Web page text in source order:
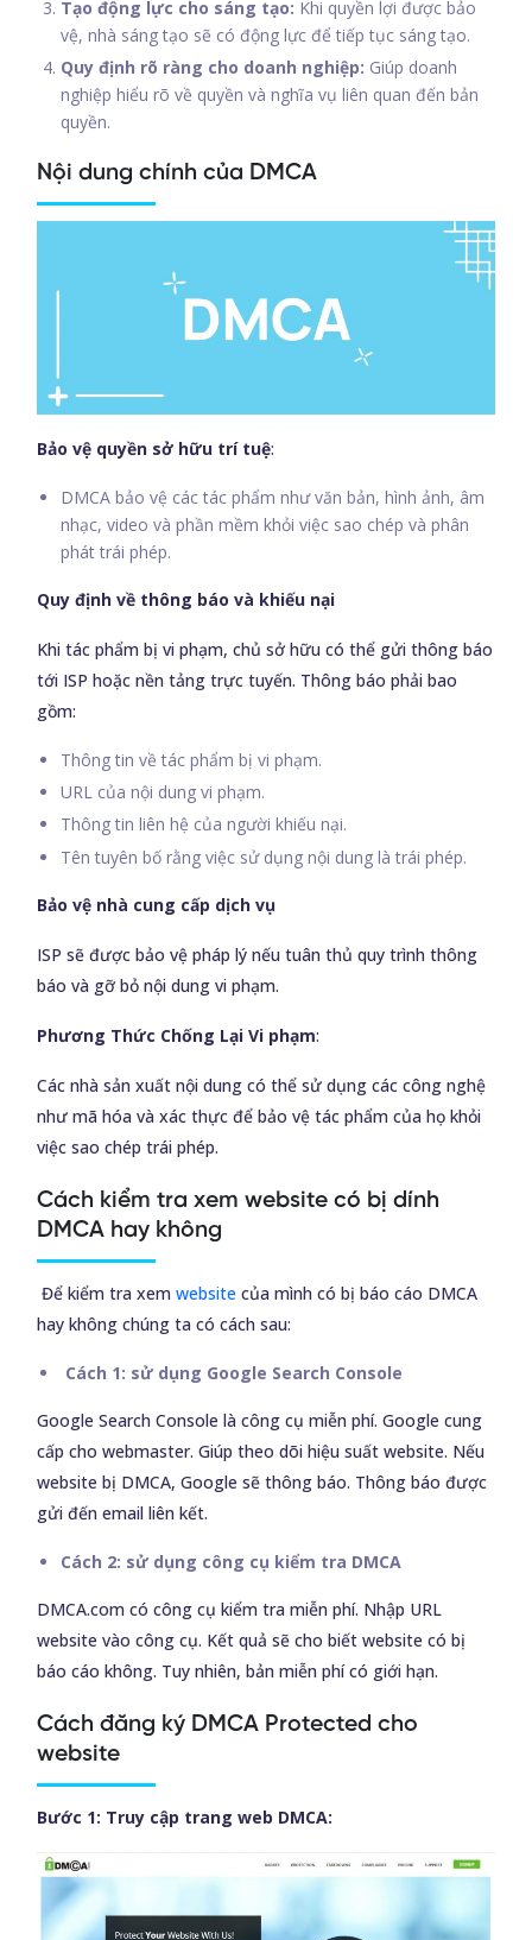
Tạo động lực cho sáng tạo: Khi quyền lợi được bảo
vệ, nhà sáng tạo sẽ có động lực để tiếp tục sáng tạo.
Quy định rõ ràng cho doanh nghiệp: Giúp doanh
nghiệp hiểu rõ về quyền và nghĩa vụ liên quan đến bản
quyền.
Nội dung chính của DMCA
Bảo vệ quyền sở hữu trí tuệ:
DMCA bảo vệ các tác phẩm như văn bản, hình ảnh, âm
nhạc, video và phần mềm khỏi việc sao chép và phân
phát trái phép.
Quy định về thông báo và khiếu nại
Khi tác phẩm bị vi phạm, chủ sở hữu có thể gửi thông báo
tới ISP hoặc nền tảng trực tuyến. Thông báo phải bao
gồm:
Thông tin về tác phẩm bị vi phạm.
URL của nội dung vi phạm.
Thông tin liên hệ của người khiếu nại.
Tên tuyên bố rằng việc sử dụng nội dung là trái phép.
Bảo vệ nhà cung cấp dịch vụ
ISP sẽ được bảo vệ pháp lý nếu tuân thủ quy trình thông
báo và gỡ bỏ nội dung vi phạm.
Phương Thức Chống Lại Vi phạm:
Các nhà sản xuất nội dung có thể sử dụng các công nghệ
như mã hóa và xác thực để bảo vệ tác phẩm của họ khỏi
việc sao chép trái phép.
Cách kiểm tra xem website có bị dính
DMCA hay không
Để kiểm tra xemwebsite của mình có bị báo cáo DMCA
hay không chúng ta có cách sau:
Cách 1: sử dụng Google Search Console
Google Search Console là công cụ miễn phí. Google cung
cấp cho webmaster. Giúp theo dõi hiệu suất website. Nếu
website bị DMCA, Google sẽ thông báo. Thông báo được
gửi đến email liên kết.
Cách 2: sử dụng công cụ kiểm tra DMCA
DMCA.com có công cụ kiểm tra miễn phí. Nhập URL
website vào công cụ. Kết quả sẽ cho biết website có bị
báo cáo không. Tuy nhiên, bản miễn phí có giới hạn.
Cách đăng ký DMCA Protected cho
website
Bước 1: Truy cập trang web DMCA: